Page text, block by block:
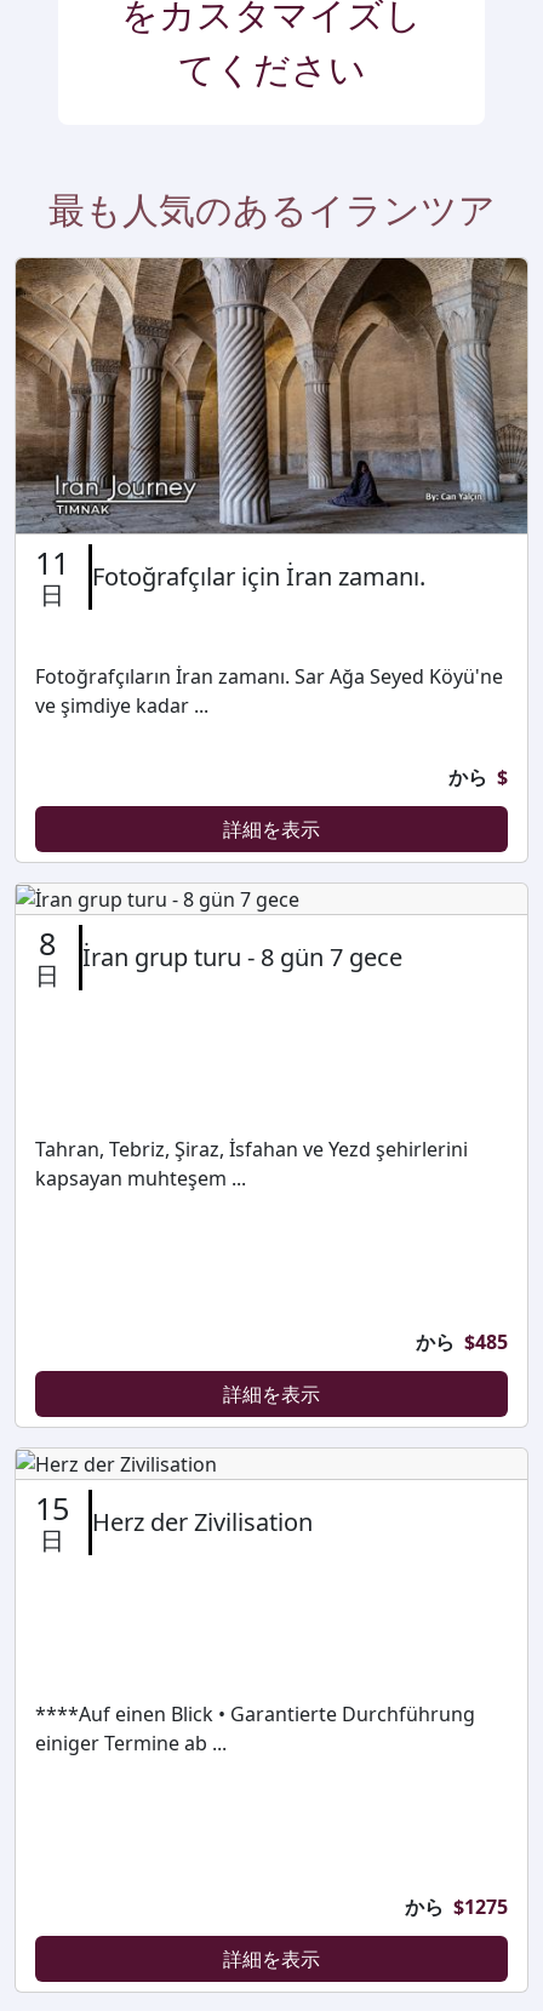
をカスタマイズし
てください
11
日
Fotoğrafçılar için İran zamanı.
Fotoğrafçıların İran zamanı. Sar Ağa Seyed Köyü'ne
ve şimdiye kadar ...
から $
詳細を表示
8
日
İran grup turu - 8 gün 7 gece
Tahran, Tebriz, Şiraz, İsfahan ve Yezd şehirlerini
kapsayan muhteşem ...
から $485
詳細を表示
15
日
Herz der Zivilisation
****Auf einen Blick • Garantierte Durchführung
einiger Termine ab ...
から $1275
詳細を表示